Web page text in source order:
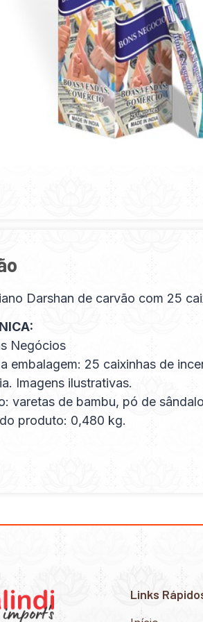
Darshan de carvão com 25
Negócios
embalagem: 25 caixinhas de
Imagens ilustrativas.
varetas de bambu, pó de
produto: 0,480 kg.
Links